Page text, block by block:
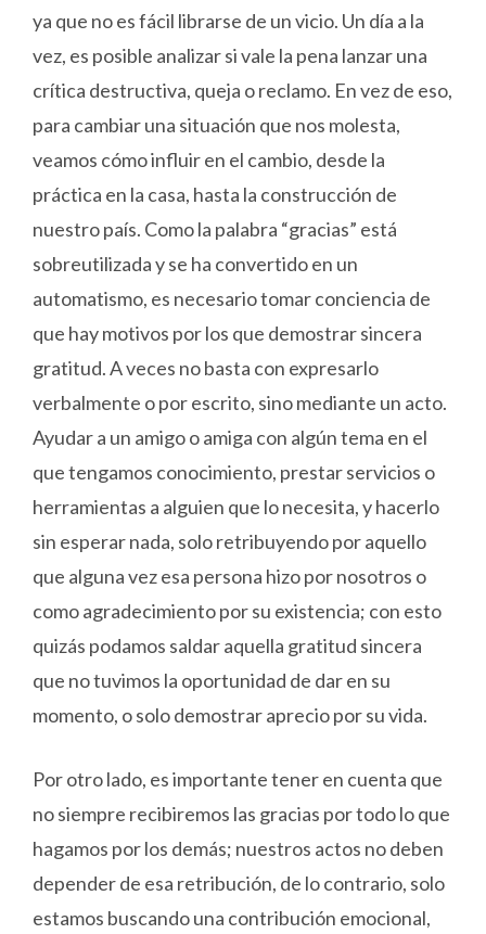
ya que no es fácil librarse de un vicio. Un día a la
vez, es posible analizar si vale la pena lanzar una
crítica destructiva, queja o reclamo. En vez de eso,
para cambiar una situación que nos molesta,
veamos cómo influir en el cambio, desde la
práctica en la casa, hasta la construcción de
nuestro país. Como la palabra “gracias” está
sobreutilizada y se ha convertido en un
automatismo, es necesario tomar conciencia de
que hay motivos por los que demostrar sincera
gratitud. A veces no basta con expresarlo
verbalmente o por escrito, sino mediante un acto.
Ayudar a un amigo o amiga con algún tema en el
que tengamos conocimiento, prestar servicios o
herramientas a alguien que lo necesita, y hacerlo
sin esperar nada, solo retribuyendo por aquello
que alguna vez esa persona hizo por nosotros o
como agradecimiento por su existencia; con esto
quizás podamos saldar aquella gratitud sincera
que no tuvimos la oportunidad de dar en su
momento, o solo demostrar aprecio por su vida.
Por otro lado, es importante tener en cuenta que
no siempre recibiremos las gracias por todo lo que
hagamos por los demás; nuestros actos no deben
depender de esa retribución, de lo contrario, solo
estamos buscando una contribución emocional,